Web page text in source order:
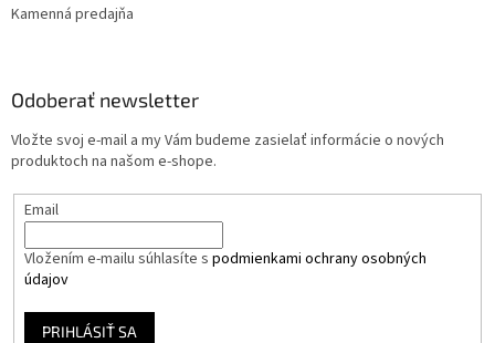
Kamenná predajňa
Odoberať newsletter
Vložte svoj e-mail a my Vám budeme zasielať informácie o nových
produktoch na našom e-shope.
Email
Vložením e-mailu súhlasíte s podmienkami ochrany osobných
údajov
PRIHLÁSIŤ SA